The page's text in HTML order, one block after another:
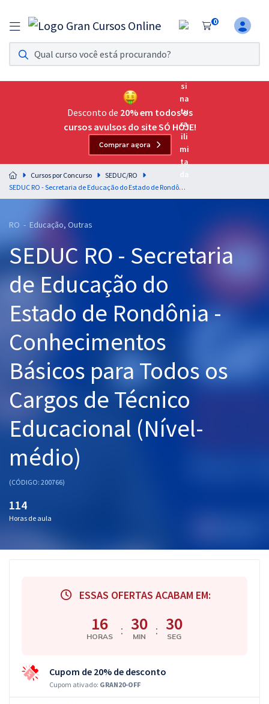
0
Assinatura Ilimitada 11
Acesso a todos os cursos. Teste grátis por 7 dias!
Assinatura OAB Até Passar
Acesso ilimitado a toda preparação para o Exame da
Residências Multiprofissionais
Preparação completa e intensiva para as principais
residências em saúde do Brasil
Cursos 20% OFF
Pós
Graduação
OAB
Mentorias
Questões grátis
Aprovados
Desconto de 20% em todos os
cursos avulsos do site SÓ HOJE!
Comprar agora
Cursos por Concurso
SEDUC/RO
SEDUC RO - Secretaria de Educação do Estado de Rondônia - Conhecimentos Básicos para Todos os Cargos de Técnico Educacional (Nível-médio)
RO - Educação, Outras
SEDUC RO - Secretaria
de Educação do
Estado de Rondônia -
Conhecimentos
Básicos para Todos os
Cargos de Técnico
Educacional (Nível-
médio)
(CÓDIGO: 200766)
114
Horas de aula
ESSAS OFERTAS ACABAM EM:
16
HORAS : 30
MIN : 29
SEG
Cupom de 20% de desconto
Cupom ativado: GRAN20-OFF